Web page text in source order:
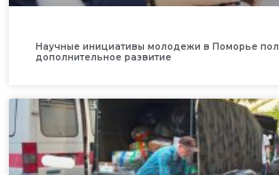
Научные инициативы молодежи в Поморье
дополнительное развитие